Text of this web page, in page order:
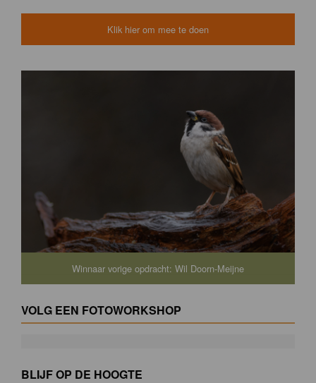
Klik hier om mee te doen
Winnaar vorige opdracht: Wil Doorn-Meijne
VOLG EEN FOTOWORKSHOP
BLIJF OP DE HOOGTE